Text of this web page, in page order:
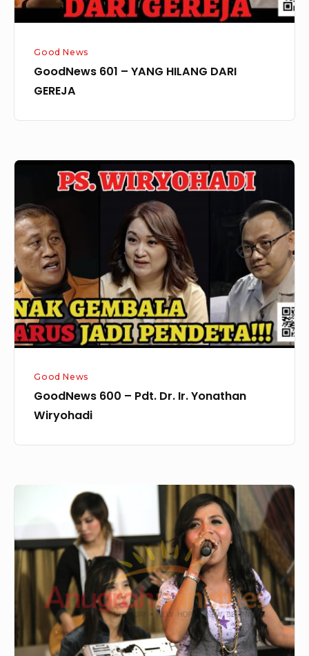
Good News
GoodNews 601 – YANG HILANG DARI
GEREJA
GoodNews
–
Pdt.
Dr.
Ir.
Yonathan
Wiryohadi
Good News
GoodNews 600 – Pdt. Dr. Ir. Yonathan
Wiryohadi
Transformasi
Kota